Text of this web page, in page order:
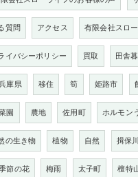
質問 アクセス 有限会社スロ
イバシーポリシー 買取 田舎
庫県 移住 筍 姫路市
園 農地 佐用町 ホルモン
の生き物 植物 自然 揖保川
節の花 梅雨 太子町 檀特